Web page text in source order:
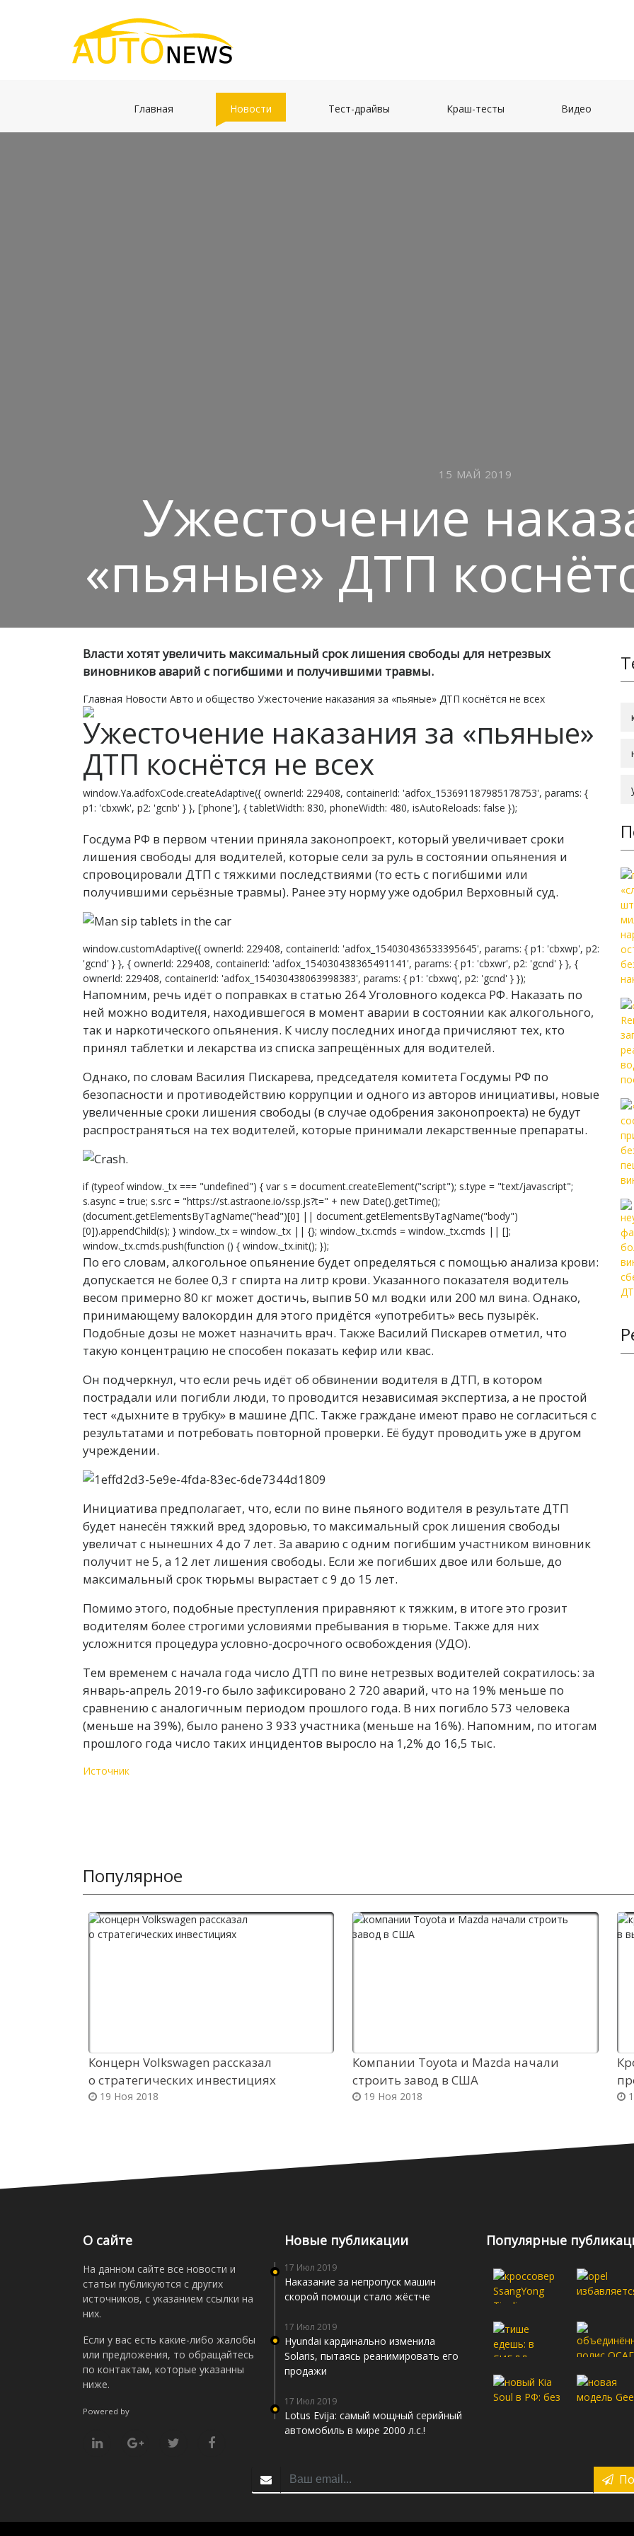
Главная Новости Тест-драйвы Краш-тесты Видео
15 МАЙ 2019
Ужесточение
«пьяные» ДТП
Власти хотят увеличить максимальный срок лишения свободы для нетрезвых
виновников аварий с погибшими и получившими травмы.
Главная Новости Авто и общество Ужесточение наказания за «пьяные» ДТП коснётся не всех
Ужесточение наказания за «пьяные»
ДТП коснётся не всех
window.Ya.adfoxCode.createAdaptive({ ownerId: 229408, containerId: 'adfox_153691187985178753', params: {
p1: 'cbxwk', p2: 'gcnb' } }, ['phone'], { tabletWidth: 830, phoneWidth: 480, isAutoReloads: false });
Госдума РФ в первом чтении приняла законопроект, который увеличивает сроки
лишения свободы для водителей, которые сели за руль в состоянии опьянения и
спровоцировали ДТП с тяжкими последствиями (то есть с погибшими или
получившими серьёзные травмы). Ранее эту норму уже одобрил Верховный суд.
window.customAdaptive({ ownerId: 229408, containerId: 'adfox_154030436533395645', params: { p1: 'cbxwp', p2:
'gcnd' } }, { ownerId: 229408, containerId: 'adfox_154030438365491141', params: { p1: 'cbxwr', p2: 'gcnd' } }, {
ownerId: 229408, containerId: 'adfox_154030438063998383', params: { p1: 'cbxwq', p2: 'gcnd' } });
Напомним, речь идёт о поправках в статью 264 Уголовного кодекса РФ. Наказать по
ней можно водителя, находившегося в момент аварии в состоянии как алкогольного,
так и наркотического опьянения. К числу последних иногда причисляют тех, кто
принял таблетки и лекарства из списка запрещённых для водителей.
Однако, по словам Василия Пискарева, председателя комитета Госдумы РФ по
безопасности и противодействию коррупции и одного из авторов инициативы, новые
увеличенные сроки лишения свободы (в случае одобрения законопроекта) не будут
распространяться на тех водителей, которые принимали лекарственные препараты.
if (typeof window._tx === "undefined") { var s = document.createElement("script"); s.type = "text/javascript";
s.async = true; s.src = "https://st.astraone.io/ssp.js?t=" + new Date().getTime();
(document.getElementsByTagName("head")[0] || document.getElementsByTagName("body")
[0]).appendChild(s); } window._tx = window._tx || {}; window._tx.cmds = window._tx.cmds || [];
window._tx.cmds.push(function () { window._tx.init(); });
По его словам, алкогольное опьянение будет определяться с помощью анализа крови:
допускается не более 0,3 г спирта на литр крови. Указанного показателя водитель
весом примерно 80 кг может достичь, выпив 50 мл водки или 200 мл вина. Однако,
принимающему валокордин для этого придётся «употребить» весь пузырёк.
Подобные дозы не может назначить врач. Также Василий Пискарев отметил, что
такую концентрацию не способен показать кефир или квас.
Он подчеркнул, что если речь идёт об обвинении водителя в ДТП, в котором
пострадали или погибли люди, то проводится независимая экспертиза, а не простой
тест «дыхните в трубку» в машине ДПС. Также граждане имеют право не согласиться с
результатами и потребовать повторной проверки. Её будут проводить уже в другом
учреждении.
Инициатива предполагает, что, если по вине пьяного водителя в результате ДТП
будет нанесён тяжкий вред здоровью, то максимальный срок лишения свободы
увеличат с нынешних 4 до 7 лет. За аварию с одним погибшим участником виновник
получит не 5, а 12 лет лишения свободы. Если же погибших двое или больше, до
максимальный срок тюрьмы вырастает с 9 до 15 лет.
Помимо этого, подобные преступления приравняют к тяжким, в итоге это грозит
водителям более строгими условиями пребывания в тюрьме. Также для них
усложнится процедура условно-досрочного освобождения (УДО).
Тем временем с начала года число ДТП по вине нетрезвых водителей сократилось: за
январь-апрель 2019-го было зафиксировано 2 720 аварий, что на 19% меньше по
сравнению с аналогичным периодом прошлого года. В них погибло 573 человека
(меньше на 39%), было ранено 3 933 участника (меньше на 16%). Напомним, по итогам
прошлого года число таких инцидентов выросло на 1,2% до 16,5 тыс.
Источник
Популярное
Концерн Volkswagen рассказал
о стратегических инвестициях
19 Ноя 2018
Компании Toyota и Mazda начали
строить завод в США
19 Ноя 2018
О сайте
На данном сайте все новости и
статьи публикуются с других
источников, с указанием ссылки на
них.
Если у вас есть какие-либо жалобы
или предложения, то обращайтесь
по контактам, которые указанны
ниже.
Powered by
Новые публикации
17 Июл 2019
Наказание за непропуск машин
скорой помощи стало жёстче
17 Июл 2019
Hyundai кардинально изменила
Solaris, пытаясь реанимировать его
продажи
17 Июл 2019
Lotus Evija: самый мощный серийный
автомобиль в мире 2000 л.с.!
Популярные